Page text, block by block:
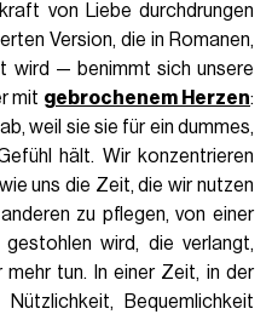
von Liebe durchdrungen
Version, die in Romanen,
wird — benimmt sich unsere
mit gebrochenem Herzen:
weil sie sie für ein dummes,
hält. Wir konzentrieren
uns die Zeit, die wir nutzen
zu pflegen, von einer
wird, die verlangt,
tun. In einer Zeit, in der
Bequemlichkeit